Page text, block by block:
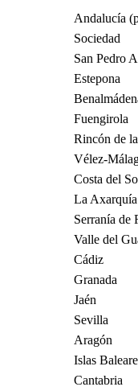
Andalucía
Sociedad
San Pedro
Estepona
Fuengirola
Rincón de
Vélez-
Costa del
La Axarquía
Serranía de
Valle del
Cádiz
Granada
Jaén
Sevilla
Aragón
Islas
Cantabria